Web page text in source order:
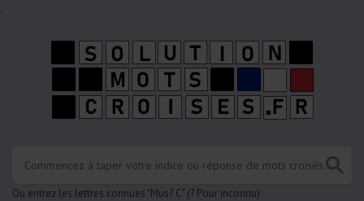
.
Ou entrez les lettres connues "Mus? C" (? Pour inconnu)